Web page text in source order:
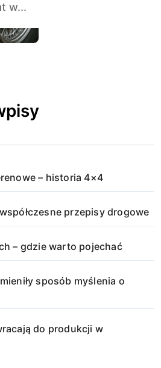
w...
– historia 4×4
przepisy drogowe
– gdzie warto pojechać
sposób myślenia o
do produkcji w